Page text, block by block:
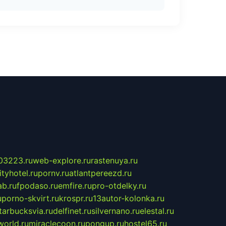
web-explore.rurastenuya.ru
pornv.ruatlantpereezd.ru
fpodaso.ruemfire.rupro-otdelky.ru
porno-skvirt.rukrospr.ru13autor-kolonka.ru
delfinet.rusilvernano.ruelestal.ru
miraclecoon.rupongup.ruhostel65.ru